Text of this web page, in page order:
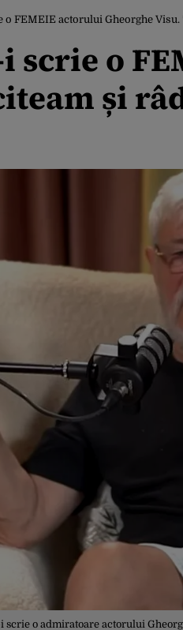
o FEMEIE actorului Gheorghe Visu.
i scrie o
și
i scrie o admiratoare actorului